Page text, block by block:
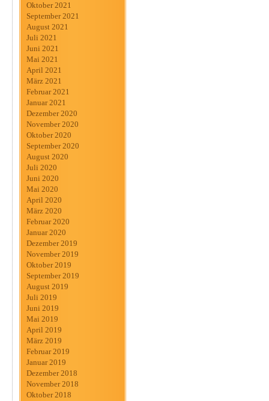
Oktober 2021
September 2021
August 2021
Juli 2021
Juni 2021
Mai 2021
April 2021
März 2021
Februar 2021
Januar 2021
Dezember 2020
November 2020
Oktober 2020
September 2020
August 2020
Juli 2020
Juni 2020
Mai 2020
April 2020
März 2020
Februar 2020
Januar 2020
Dezember 2019
November 2019
Oktober 2019
September 2019
August 2019
Juli 2019
Juni 2019
Mai 2019
April 2019
März 2019
Februar 2019
Januar 2019
Dezember 2018
November 2018
Oktober 2018